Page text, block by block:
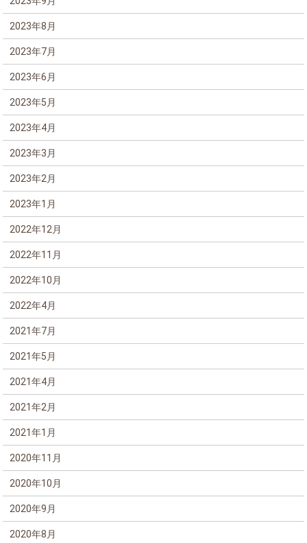
2023年8月
2023年7月
2023年6月
2023年5月
2023年4月
2023年3月
2023年2月
2023年1月
2022年12月
2022年11月
2022年10月
2022年4月
2021年7月
2021年5月
2021年4月
2021年2月
2021年1月
2020年11月
2020年10月
2020年9月
2020年8月